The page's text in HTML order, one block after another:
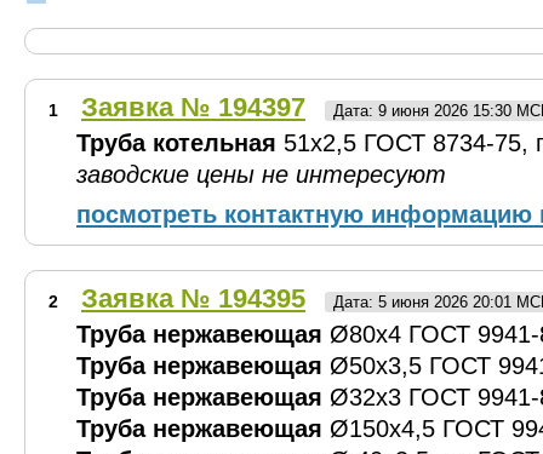
1 Заявка № 194397 Дата: 9 июня 2026 15:30
Труба котельная 51х2,5 ГОСТ 8734-75,
заводские цены не интересуют
посмотреть контактную информацию
2 Заявка № 194395 Дата: 5 июня 2026 20:01
Труба нержавеющая Ø80х4 ГОСТ
Труба нержавеющая Ø50х3,5 ГОСТ
Труба нержавеющая Ø32х3 ГОСТ
Труба нержавеющая Ø150х4,5 ГОСТ